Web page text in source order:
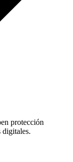
protección
digitales.